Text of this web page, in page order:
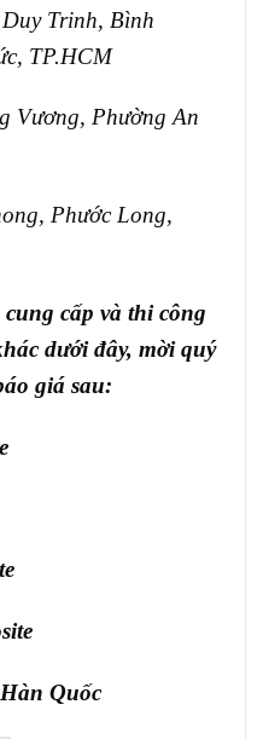
Trinh, Bình
TP.HCM
Vương, Phường An
Phước Long,
cấp và thi công
dưới đây, mời quý
giá sau:
Quốc